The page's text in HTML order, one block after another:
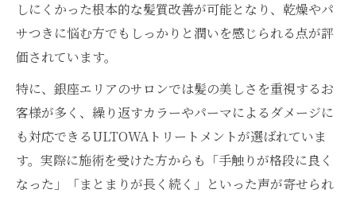
しにくかった根本的な髪質改善が可能となり、乾燥やパ
サつきに悩む方でもしっかりと潤いを感じられる点が評
価されています。
特に、銀座エリアのサロンでは髪の美しさを重視するお
客様が多く、繰り返すカラーやパーマによるダメージに
も対応できるULTOWAトリートメントが選ばれていま
す。実際に施術を受けた方からも「手触りが格段に良く
なった」「まとまりが長く続く」といった声が寄せられ